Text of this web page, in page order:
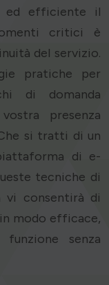
ed efficiente il
critici è
del servizio.
pratiche per
di domanda
presenza
si tratti di un
di e-
tecniche di
vi consentirà di
modo efficace,
senza